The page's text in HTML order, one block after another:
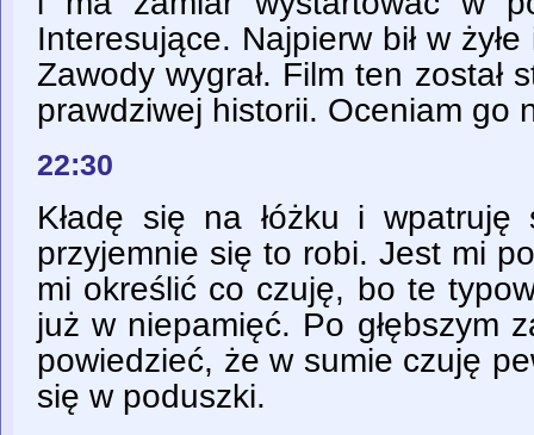
Interesujące. Najpierw bił w
Zawody wygrał. Film ten został
prawdziwej historii. Oceniam go
22:30
Kładę się na łóżku i
przyjemnie się to robi. Jest mi
mi określić co czuję, bo te
już w niepamięć. Po głębszym
powiedzieć, że w sumie czuję
się w poduszki.